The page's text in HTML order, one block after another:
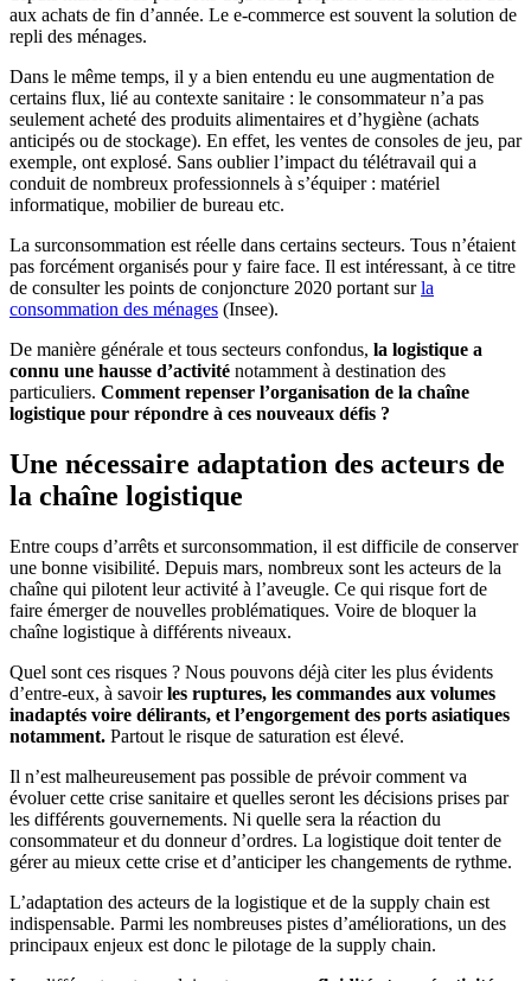
aux achats de fin d’année. Le e-commerce est souvent la solution de
repli des ménages.
Dans le même temps, il y a bien entendu eu une augmentation de
certains flux, lié au contexte sanitaire : le consommateur n’a pas
seulement acheté des produits alimentaires et d’hygiène (achats
anticipés ou de stockage). En effet, les ventes de consoles de jeu, par
exemple, ont explosé. Sans oublier l’impact du télétravail qui a
conduit de nombreux professionnels à s’équiper : matériel
informatique, mobilier de bureau etc.
La surconsommation est réelle dans certains secteurs. Tous n’étaient
pas forcément organisés pour y faire face. Il est intéressant, à ce titre
de consulter les points de conjoncture 2020 portant surla
consommation des ménages (Insee).
De manière générale et tous secteurs confondus, la logistique a
connu une hausse d’activité notamment à destination des
particuliers. Comment repenser l’organisation de la chaîne
logistique pour répondre à ces nouveaux défis ?
Une nécessaire adaptation des acteurs de
la chaîne logistique
Entre coups d’arrêts et surconsommation, il est difficile de conserver
une bonne visibilité. Depuis mars, nombreux sont les acteurs de la
chaîne qui pilotent leur activité à l’aveugle. Ce qui risque fort de
faire émerger de nouvelles problématiques. Voire de bloquer la
chaîne logistique à différents niveaux.
Quel sont ces risques ? Nous pouvons déjà citer les plus évidents
d’entre-eux, à savoirles ruptures, les commandes aux volumes
inadaptés voire délirants, et l’engorgement des ports asiatiques
notamment. Partout le risque de saturation est élevé.
Il n’est malheureusement pas possible de prévoir comment va
évoluer cette crise sanitaire et quelles seront les décisions prises par
les différents gouvernements. Ni quelle sera la réaction du
consommateur et du donneur d’ordres. La logistique doit tenter de
gérer au mieux cette crise et d’anticiper les changements de rythme.
L’adaptation des acteurs de la logistique et de la supply chain est
indispensable. Parmi les nombreuses pistes d’améliorations, un des
principaux enjeux est donc le pilotage de la supply chain.